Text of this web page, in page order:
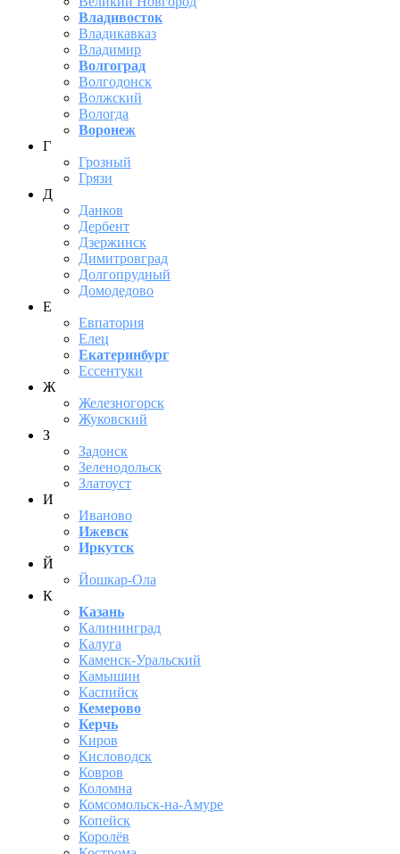
Владивосток
Владикавказ
Владимир
Волгоград
Волгодонск
Волжский
Вологда
Воронеж
Г
Грозный
Грязи
Д
Данков
Дербент
Дзержинск
Димитровград
Долгопрудный
Домодедово
Е
Евпатория
Елец
Екатеринбург
Ессентуки
Ж
Железногорск
Жуковский
З
Задонск
Зеленодольск
Златоуст
И
Иваново
Ижевск
Иркутск
Й
Йошкар-Ола
К
Казань
Калининград
Калуга
Каменск-Уральский
Камышин
Каспийск
Кемерово
Керчь
Киров
Кисловодск
Ковров
Коломна
Комсомольск-на-Амуре
Копейск
Королёв